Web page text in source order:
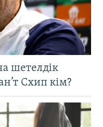
шетелдік
Схип кім?